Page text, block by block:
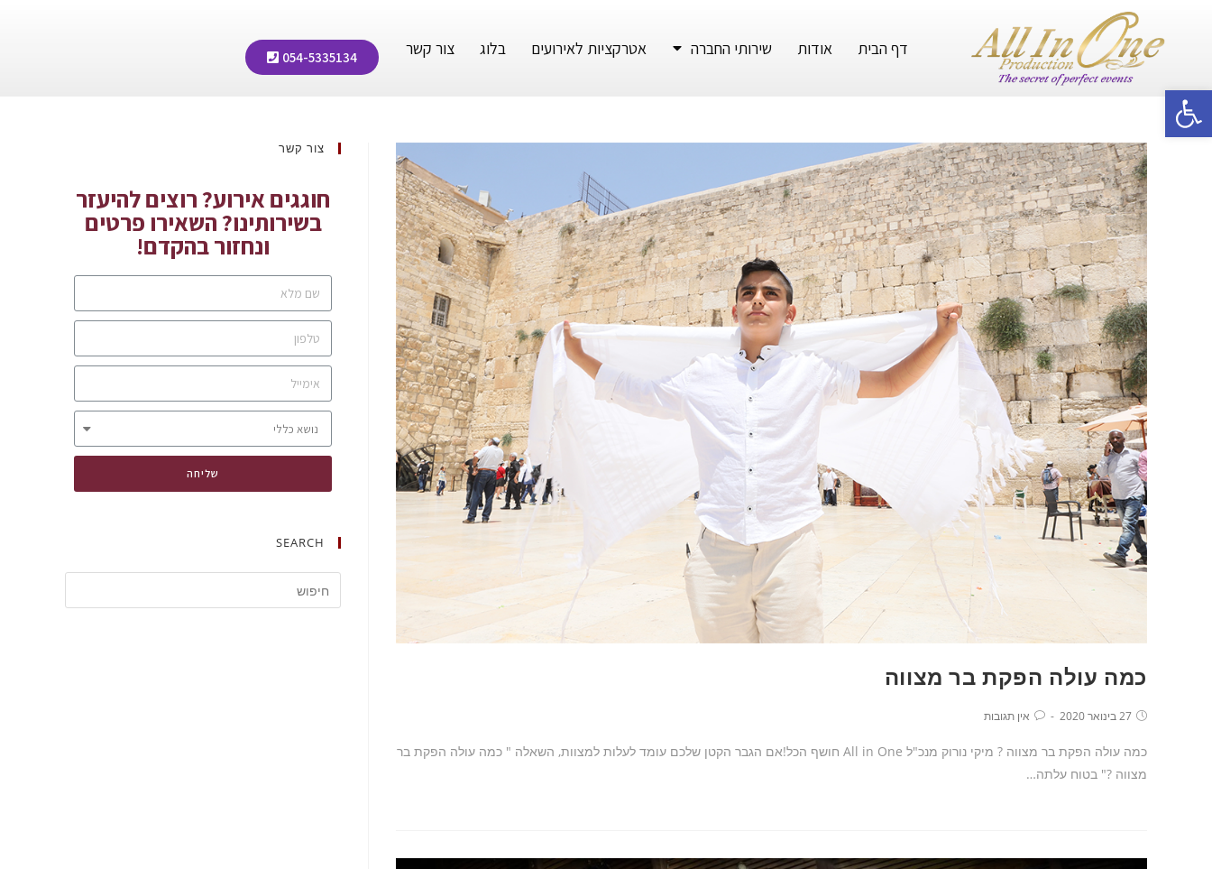
פתח סרגל נגישות
דף הבית אודות שירותי החברה אטרקציות לאירועים בלוג צור קשר 054-5335134
כמה עולה הפקת בר מצווה
27 בינואר 2020 אין תגובות
כמה עולה הפקת בר מצווה ? מיקי נורוק מנכ"ל All in One חושף הכל!אם הגבר הקטן שלכם עומד לעלות למצוות, השאלה " כמה עולה הפקת בר
מצווה ?" בטוח עלתה…
צור קשר
חוגגים אירוע? רוצים להיעזר
בשירותינו? השאירו פרטים
ונחזור בהקדם!
שליחה
SEARCH